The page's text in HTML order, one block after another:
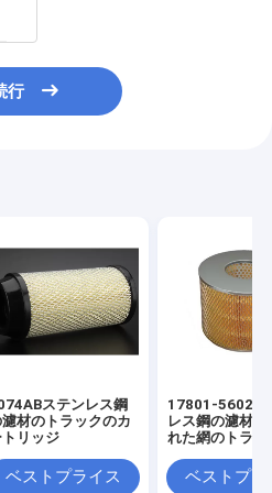
行
ステンレス鋼
材のトラックのカ
トリッジ
ベストプライス
17801-56020
レス鋼の濾材の
れた網のトラッ
ベストプラ